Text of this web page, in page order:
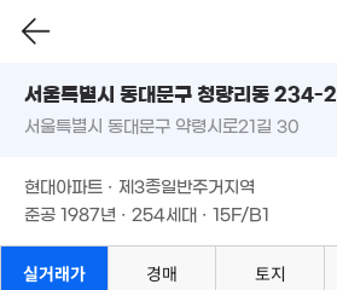
10.35억
77m²
'26. 01
31m²
필터 매물 탐색
서울시 동대문구 청량리동 234-2
준공 1987년 · 254세대 · 15F/B1
서울특별시 동대문구 청량리동 234-2
서울특별시 동대문구 약령시로21길 30
현대아파트 · 제3종일반주거지역
준공 1987년 · 254세대 · 15F/B1
실거래가 경매 토지